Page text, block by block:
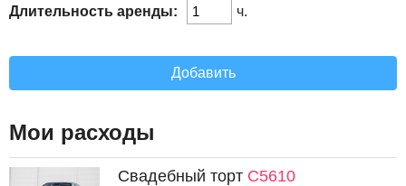
Длительность аренды: ч.
Добавить
Мои расходы
Свадебный торт С5610